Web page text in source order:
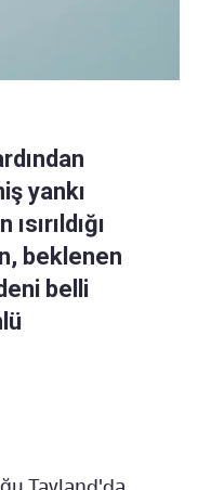
yankı
beklenen
belli